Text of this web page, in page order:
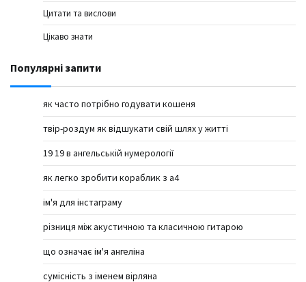
Цитати та вислови
Цікаво знати
Популярні запити
як часто потрібно годувати кошеня
твір-роздум як відшукати свій шлях у житті
19 19 в ангельській нумерології
як легко зробити кораблик з а4
ім'я для інстаграму
різниця між акустичною та класичною гитарою
що означає ім'я ангеліна
сумісність з іменем вірляна